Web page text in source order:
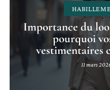
Importance du
pourquoi
vestimentaires
11 mars